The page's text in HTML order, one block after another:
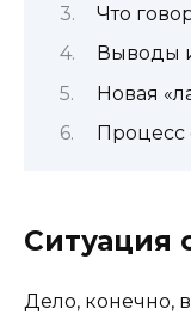
Что
Выводы
Новая
Процесс
Ситуация
Дело, конечно,